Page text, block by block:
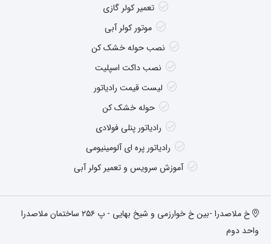
تعمیر کولر گازی
موتور کولر آبی
نصب حوله خشک کن
نصب داکت اسپلیت
لیست قیمت رادیاتور
حوله خشک کن
رادیاتور پنلی فولادی
رادیاتور پره ای آلومینیومی
آموزش سرویس و تعمیر کولر آبی
خ ملاصدرا -بین خ خوارزمی و شیخ بهایی - پ ۲۵۶ ساختمان ملاصدرا
واحد دوم